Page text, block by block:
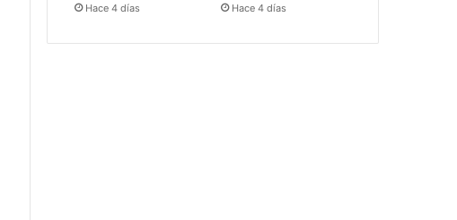
Hace 4 días Hace 4 días